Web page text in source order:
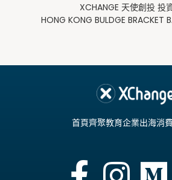
XCHANGE 天使創投 投
HONG KONG BULDGE BRACKET
首頁齊聚教育企業出海消